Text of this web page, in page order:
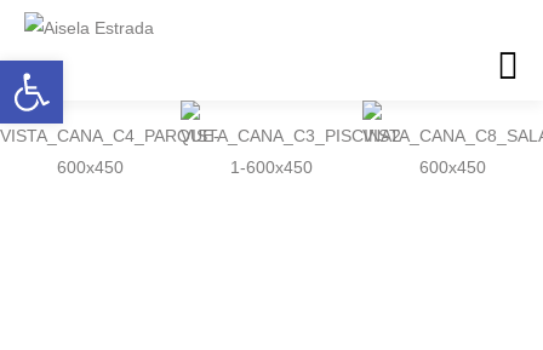
Abrir barra de herramientas